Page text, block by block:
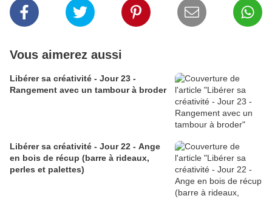
Vous aimerez aussi
Libérer sa créativité - Jour 23 -
Rangement avec un tambour à broder
Libérer sa créativité - Jour 22 - Ange
en bois de récup (barre à rideaux,
perles et palettes)